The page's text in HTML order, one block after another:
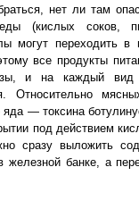
нет ли там
(кислых соков,
могут переходить
все продукты
и на каждый
Относительно
— токсина
под действием
сразу выложить
железной банке, а